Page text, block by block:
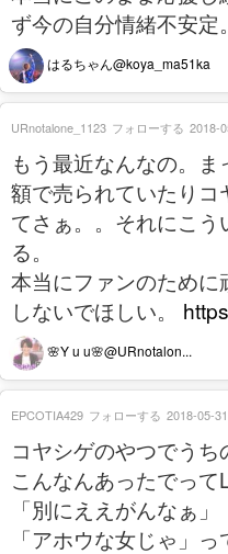
ず今の自分情緒不安定。
はるちゃん@koya_ma51ka
もう最近なんなの。
額で売られていたり
てさぁ。。それにこ
る。
本当にファンのため
しないでほしい。
🌸Y u u🌸@URnotalon...
URnotalone_1123 フォローする 2018-
コヤシゲのやつでうち
こんなんあったでって
「別にええがんなぁ」
「アホウな女じゃ」っ
EPCOTIA429 フォローする 2018-05-